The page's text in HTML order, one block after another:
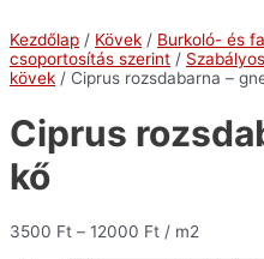
Kezdőlap / Kövek / Burkoló- és
csoportosítás szerint /
kövek / Ciprus rozsdabarna –
Ciprus
kő
3500 Ft – 12000 Ft / m2